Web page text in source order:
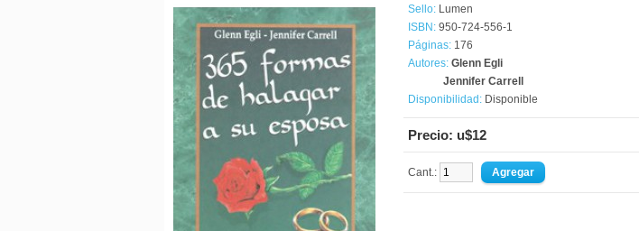
Sello: Lumen
ISBN: 950-724-556-1
Páginas: 176
Autores: Glenn Egli
Jennifer Carrell
Disponibilidad: Disponible
Precio: u$12
Cant.: